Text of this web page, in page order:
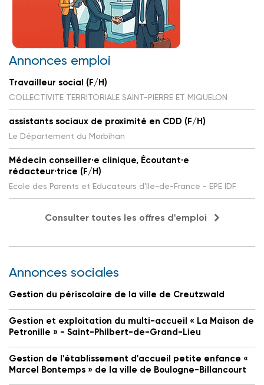
Annonces emploi
Travailleur social (F/H)
COLLECTIVITE TERRITORIALE SAINT-PIERRE ET MIQUELON
assistants sociaux de proximité en CDD (F/H)
Le Département du Morbihan
Médecin conseiller·e clinique, Écoutant·e
rédacteur·trice (F/H)
Ecole des Parents et Educateurs d'Ile-de-France - EPE IDF
Consulter toutes les offres d'emploi
Annonces sociales
Gestion du périscolaire de la ville de Creutzwald
Gestion et exploitation du multi-accueil « La Maison de
Petronille » - Saint-Philbert-de-Grand-Lieu
Gestion de l'établissement d'accueil petite enfance «
Marcel Bontemps » de la ville de Boulogne-Billancourt